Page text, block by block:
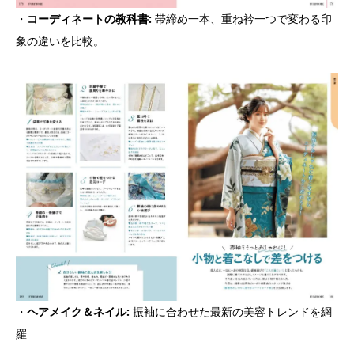
・ コーディネートの教科書: 帯締め一本、重ね衿一つで変わる印
象の違いを比較。
・ ヘアメイク＆ネイル: 振袖に合わせた最新の美容トレンドを網
羅